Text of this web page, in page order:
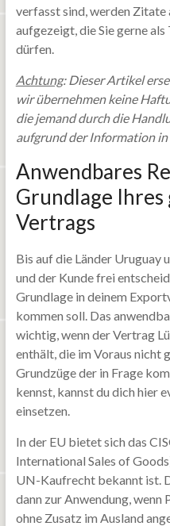
verfasst sind, werden Zitate
aufgezeigt, die Sie gerne
dürfen.
Achtung: Dieser Artikel
wir übernehmen keine
die jemand durch die
aufgrund der Information
Anwendbares
Grundlage Ihres
Vertrags
Bis auf die Länder Uruguay
und der Kunde frei
Grundlage in deinem
kommen soll. Das
wichtig, wenn der Vertrag
enthält, die im Voraus nicht
Grundzüge der in Frage
kennst, kannst du dich hier
einsetzen.
In der EU bietet sich das
International Sales of
UN-Kaufrecht bekannt ist.
dann zur Anwendung, wenn
ohne Zusatz im Ausland